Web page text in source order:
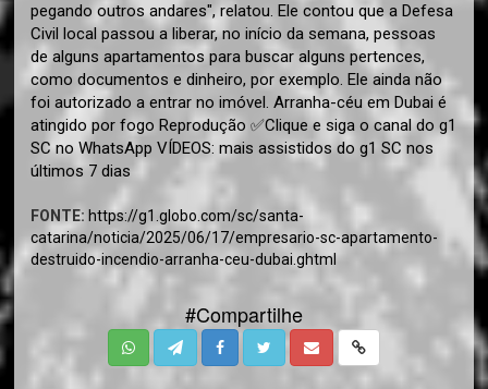
pegando outros andares", relatou. Ele contou que a Defesa
Civil local passou a liberar, no início da semana, pessoas
de alguns apartamentos para buscar alguns pertences,
como documentos e dinheiro, por exemplo. Ele ainda não
foi autorizado a entrar no imóvel. Arranha-céu em Dubai é
atingido por fogo Reprodução ✅Clique e siga o canal do g1
SC no WhatsApp VÍDEOS: mais assistidos do g1 SC nos
últimos 7 dias
FONTE: https://g1.globo.com/sc/santa-
catarina/noticia/2025/06/17/empresario-sc-apartamento-
destruido-incendio-arranha-ceu-dubai.ghtml
#Compartilhe